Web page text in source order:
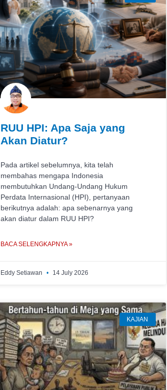
RUU HPI: Apa Saja yang
Akan Diatur?
Pada artikel sebelumnya, kita telah
membahas mengapa Indonesia
membutuhkan Undang-Undang Hukum
Perdata Internasional (HPI), pertanyaan
berikutnya adalah: apa sebenarnya yang
akan diatur dalam RUU HPI?
BACA SELENGKAPNYA »
Eddy Setiawan 14 July 2026
KAJIAN